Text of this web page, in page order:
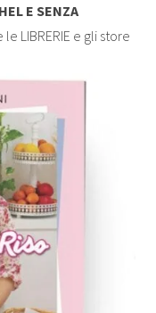
E SENZA
le LIBRERIE e gli store